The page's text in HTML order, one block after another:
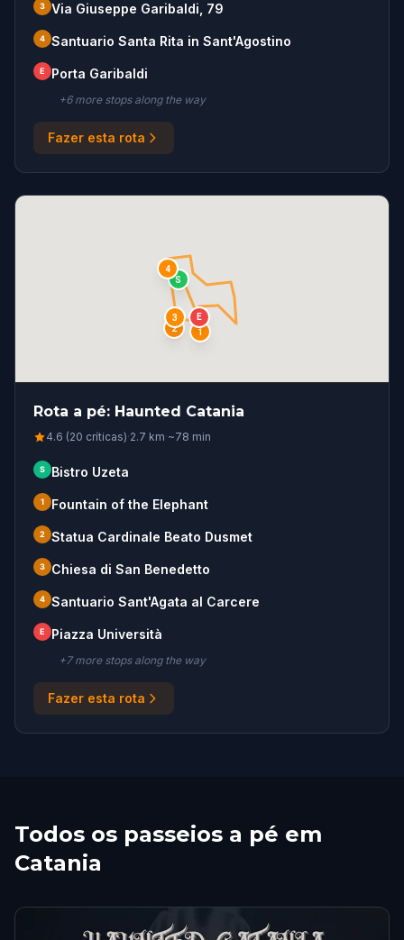
3 Via Giuseppe Garibaldi, 79
4 Santuario Santa Rita in Sant'Agostino
E Porta Garibaldi
+6more stopsalong the way
Fazer esta rota
S
1
2
3
4
E
Rota a pé: Haunted Catania
4.6 (20 críticas)·2.7 km·~78 min
S Bistro Uzeta
1 Fountain of the Elephant
2 Statua Cardinale Beato Dusmet
3 Chiesa di San Benedetto
4 Santuario Sant'Agata al Carcere
E Piazza Università
+7more stopsalong the way
Fazer esta rota
Todos os passeios a pé em
Catania